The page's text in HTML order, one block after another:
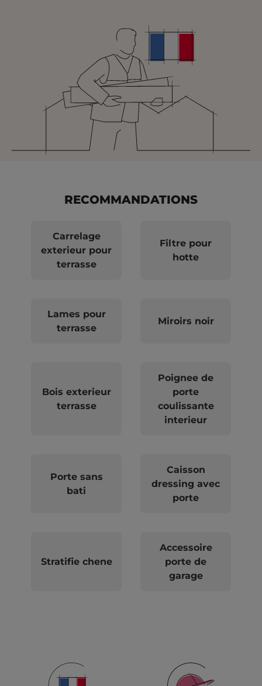
RECOMMANDATIONS
Carrelage
exterieur pour
terrasse
Filtre pour
hotte
Lames pour
terrasse
Miroirs noir
Bois exterieur
terrasse
Poignee de
porte
coulissante
interieur
Porte sans
bati
Caisson
dressing avec
porte
Stratifie chene
Accessoire
porte de
garage